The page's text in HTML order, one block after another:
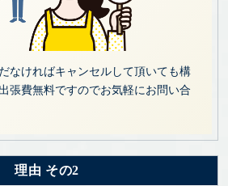
なければキャンセルして頂いても構
張費無料ですのでお気軽にお問い合
理由 その2